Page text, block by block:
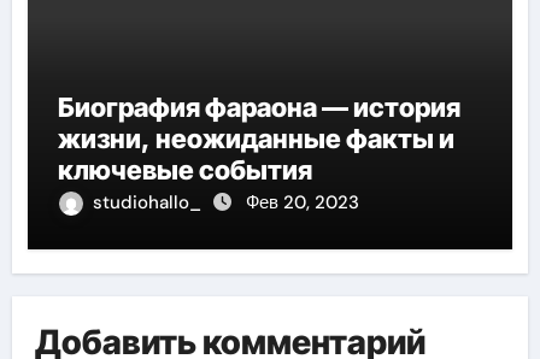
Биография фараона — история
жизни, неожиданные факты и
ключевые события
studiohallo_ Фев 20, 2023
Добавить комментарий